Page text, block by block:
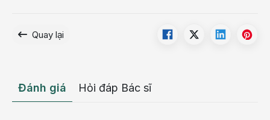
Quay lại
Đánh giá Hỏi đáp Bác sĩ